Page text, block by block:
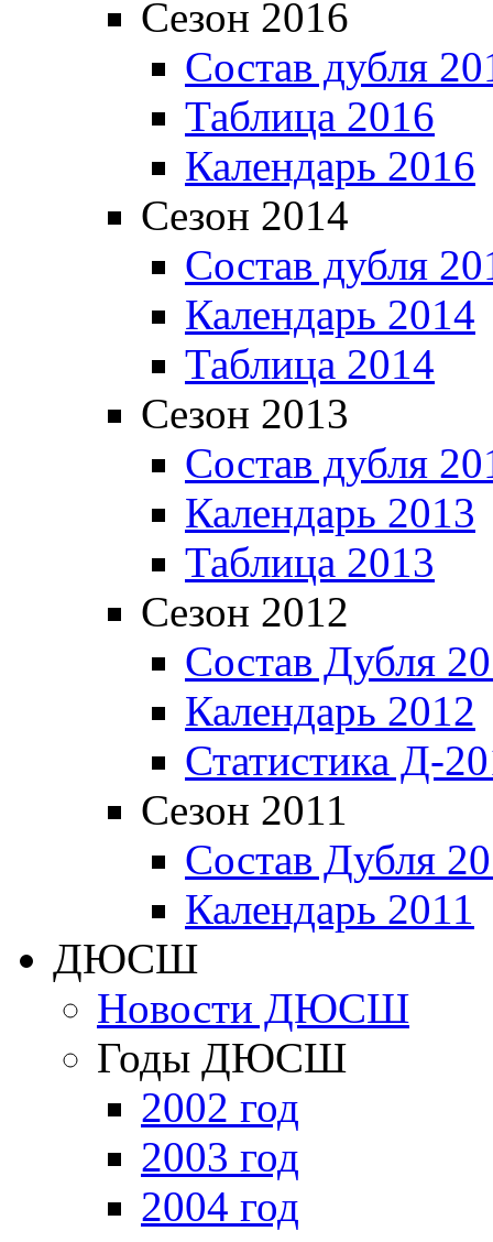
Сезон 2016
Состав дубля
Таблица 2016
Календарь 2016
Сезон 2014
Состав дубля
Календарь 2014
Таблица 2014
Сезон 2013
Состав дубля
Календарь 2013
Таблица 2013
Сезон 2012
Состав Дубля
Календарь 2012
Статистика Д-
Сезон 2011
Состав Дубля
Календарь 2011
ДЮСШ
Новости ДЮСШ
Годы ДЮСШ
2002 год
2003 год
2004 год